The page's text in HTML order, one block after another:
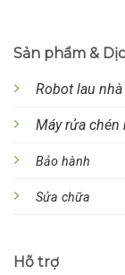
Sản phẩm &
Robot lau nhà
Máy rửa chén
Bảo hành
Sửa chữa
Hõ trợ